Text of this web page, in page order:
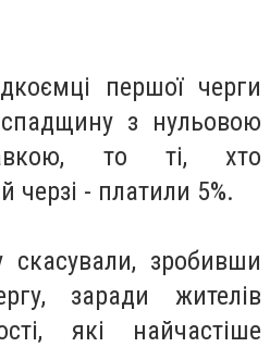
першої черги
з нульовою
то ті, хто
черзі - платили 5%.
скасували, зробивши
заради жителів
які найчастіше